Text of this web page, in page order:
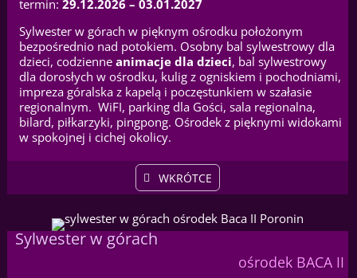
termin: 29.12.2026 – 03.01.2027
Sylwester w górach w pięknym ośrodku położonym
bezpośrednio nad potokiem. Osobny bal sylwestrowy dla
dzieci, codzienne animacje dla dzieci, bal sylwestrowy
dla dorosłych w ośrodku, kulig z ogniskiem i pochodniami,
impreza góralska z kapelą i poczęstunkiem w szałasie
regionalnym. WiFI, parking dla Gości, sala regionalna,
bilard, piłkarzyki, pingpong. Ośrodek z pięknymi widokami
w spokojnej i cichej okolicy.
WKRÓTCE
Sylwester w górach
ośrodek BACA II